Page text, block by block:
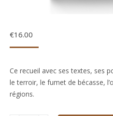
€16.00
Ce recueil avec ses textes, ses
le terroir, le fumet de bécasse,
régions.